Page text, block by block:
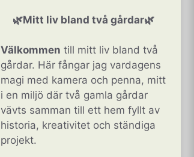
🌿Mitt liv bland två gårdar🌿
Välkommen till mitt liv bland två
gårdar. Här fångar jag vardagens
magi med kamera och penna, mitt
i en miljö där två gamla gårdar
vävts samman till ett hem fyllt av
historia, kreativitet och ständiga
projekt.